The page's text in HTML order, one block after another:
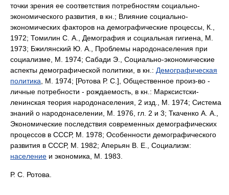
точки зрения ее соответствия потребностям социально-
экономического развития, в кн.; Влияние социально-
экономических факторов на демографические процессы, К.,
1972; Томилин С. А., Демография и социальная гигиена, М.
1973; Бжилянский Ю. А., Проблемы народонаселения при
социализме, М. 1974; Сабади Э., Социально-экономические
аспекты демографической политики, в кн.: Демографическая
политика , М. 1974; [Ротова Р. С.], Общественное произ-во -
личные потребности - рождаемость, в кн.: Марксистски-
ленинская теория народонаселения, 2 изд., М. 1974; Система
знаний о народонаселении, М. 1976, гл. 2 и 3; Ткаченко А. А.,
Экономические последствия современных демографических
процессов в СССР, М. 1978; Особенности демографического
развития в СССР, М. 1982; Аперьян В. Е., Социализм:
население и экономика, М. 1983.
Р. С. Ротова.